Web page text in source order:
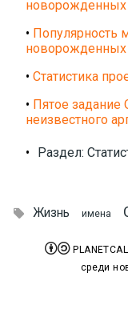
новорожденных
• Популярность
• Статистика
• Пятое
неизвестного
• Раздел:
 Жизнь имена

среди